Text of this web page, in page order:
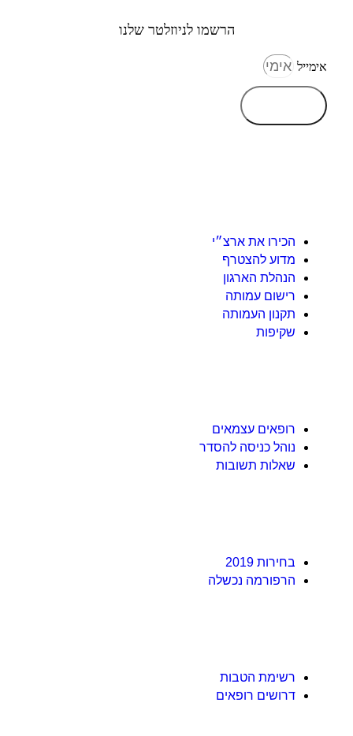
הרשמו לניוזלטר שלנו
אימייל
הכירו את ארצ״י
מדוע להצטרף
הנהלת הארגון
רישום עמותה
תקנון העמותה
שקיפות
רופאים עצמאים
נוהל כניסה להסדר
שאלות תשובות
בחירות 2019
הרפורמה נכשלה
רשימת הטבות
דרושים רופאים